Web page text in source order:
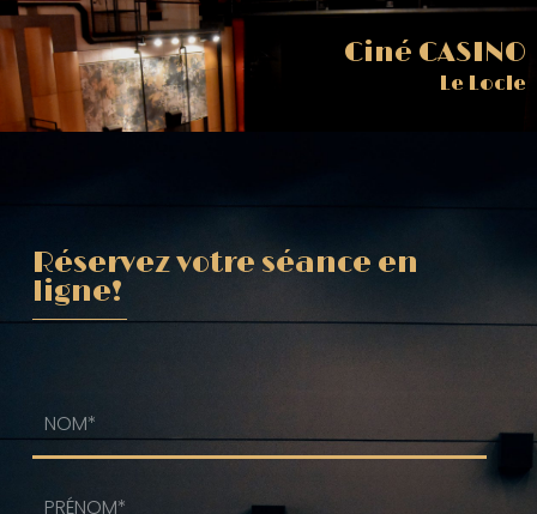
Ciné CASINO
Le Locle
Réservez votre séance en
ligne!